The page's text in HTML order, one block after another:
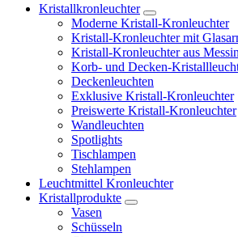
Kristallkronleuchter
Moderne Kristall-Kronleuchter
Kristall-Kronleuchter mit
Kristall-Kronleuchter aus
Korb- und Decken-
Deckenleuchten
Exklusive Kristall-Kronleuchter
Preiswerte Kristall-Kronleuchter
Wandleuchten
Spotlights
Tischlampen
Stehlampen
Leuchtmittel Kronleuchter
Kristallprodukte
Vasen
Schüsseln